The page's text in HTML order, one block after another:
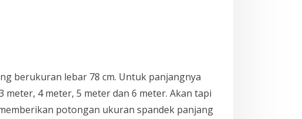
berukuran lebar 78 cm. Untuk panjangnya
4 meter, 5 meter dan 6 meter. Akan tapi
potongan ukuran spandek panjang